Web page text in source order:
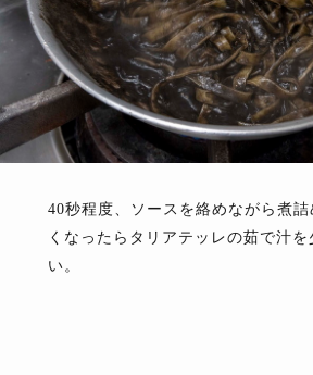
40秒程度、ソースを絡めながら煮
くなったらタリアテッレの茹で汁を
い。